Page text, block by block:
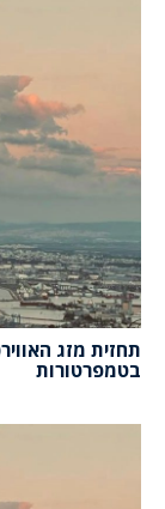
בטמפרטורות